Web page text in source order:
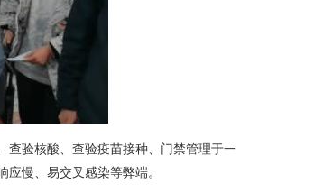
查验核酸、查验疫苗接种、门禁管理于一
慢、易交叉感染等弊端。